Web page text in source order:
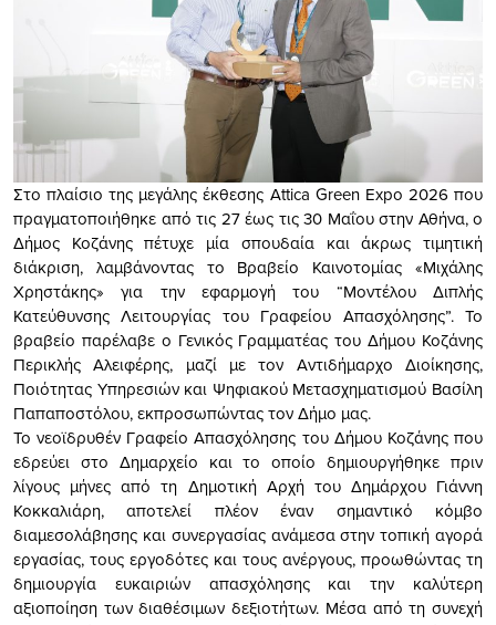
Στο πλαίσιο της μεγάλης έκθεσης Attica Green Expo 2026 που
πραγματοποιήθηκε από τις 27 έως τις 30 Μαΐου στην Αθήνα, ο
Δήμος Κοζάνης πέτυχε μία σπουδαία και άκρως τιμητική
διάκριση, λαμβάνοντας το Βραβείο Καινοτομίας «Μιχάλης
Χρηστάκης» για την εφαρμογή του “Μοντέλου Διπλής
Κατεύθυνσης Λειτουργίας του Γραφείου Απασχόλησης”. To
βραβείο παρέλαβε ο Γενικός Γραμματέας του Δήμου Κοζάνης
Περικλής Αλειφέρης, μαζί με τον Αντιδήμαρχο Διοίκησης,
Ποιότητας Υπηρεσιών και Ψηφιακού Μετασχηματισμού Βασίλη
Παπαποστόλου, εκπροσωπώντας τον Δήμο μας.
Το νεοϊδρυθέν Γραφείο Απασχόλησης του Δήμου Κοζάνης που
εδρεύει στο Δημαρχείο και το οποίο δημιουργήθηκε πριν
λίγους μήνες από τη Δημοτική Αρχή του Δημάρχου Γιάννη
Κοκκαλιάρη, αποτελεί πλέον έναν σημαντικό κόμβο
διαμεσολάβησης και συνεργασίας ανάμεσα στην τοπική αγορά
εργασίας, τους εργοδότες και τους ανέργους, προωθώντας τη
δημιουργία ευκαιριών απασχόλησης και την καλύτερη
αξιοποίηση των διαθέσιμων δεξιοτήτων. Μέσα από τη συνεχή